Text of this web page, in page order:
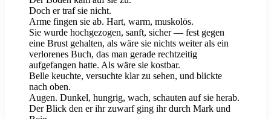
Doch er traf sie nicht.
Arme fingen sie ab. Hart, warm, muskolös.
Sie wurde hochgezogen, sanft, sicher — fest gegen
eine Brust gehalten, als wäre sie nichts weiter als ein
verlorenes Buch, das man gerade rechtzeitig
aufgefangen hatte. Als wäre sie kostbar.
Belle keuchte, versuchte klar zu sehen, und blickte
nach oben.
Augen. Dunkel, hungrig, wach, schauten auf sie herab.
Der Blick den er ihr zuwarf ging ihr durch Mark und